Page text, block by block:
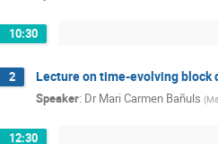
10:30
2 Lecture on time-evolving block
Speaker: Dr Mari Carmen Bañuls (
12:30